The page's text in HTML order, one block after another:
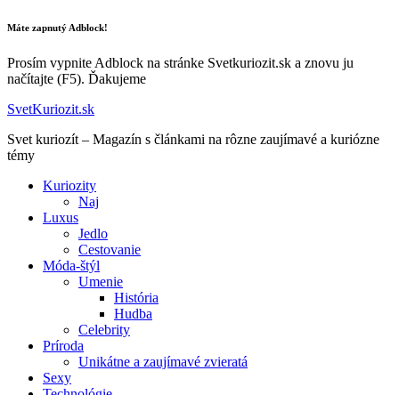
Máte zapnutý Adblock!
Prosím vypnite Adblock na stránke Svetkuriozit.sk a znovu ju
načítajte (F5). Ďakujeme
SvetKuriozit.sk
Svet kuriozít – Magazín s článkami na rôzne zaujímavé a kuriózne
témy
Kuriozity
Naj
Luxus
Jedlo
Cestovanie
Móda-štýl
Umenie
História
Hudba
Celebrity
Príroda
Unikátne a zaujímavé zvieratá
Sexy